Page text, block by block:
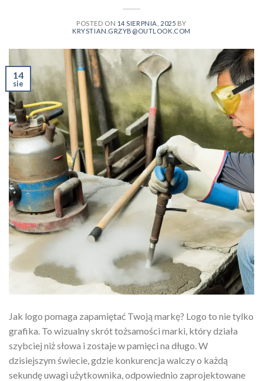
POSTED ON 14 SIERPNIA, 2025 BY
KRYSTIAN.GRZYB@OUTLOOK.COM
14
sie
Jak logo pomaga zapamiętać Twoją markę? Logo to nie tylko
grafika. To wizualny skrót tożsamości marki, który działa
szybciej niż słowa i zostaje w pamięci na długo. W
dzisiejszym świecie, gdzie konkurencja walczy o każdą
sekundę uwagi użytkownika, odpowiednio zaprojektowane